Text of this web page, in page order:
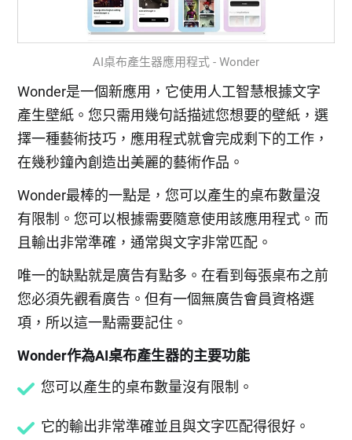
AI桌布產生器應用程式 - Wonder
Wonder是一個新應用，它使用人工智慧根據文字
產生壁紙。您只需用幾句話描述您想要的壁紙，選
擇一種藝術技巧，應用程式就會完成剩下的工作，
在幾秒鐘內創造出美麗的藝術作品。
Wonder最棒的一點是，您可以產生的桌布數量沒
有限制。您可以根據需要隨意使用該應用程式。而
且輸出非常準確，通常與文字非常匹配。
唯一的缺點就是廣告有點多。在看到每張桌布之前
您必須先觀看廣告。但有一個無廣告會員資格選
項，所以這一點需要記住。
Wonder作為AI桌布產生器的主要功能
您可以產生的桌布數量沒有限制。
它的輸出非常準確並且與文字匹配得很好。